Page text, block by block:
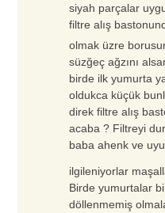
siyah parçalar
filtre alış
olmak üzre
süzğeç ağzını
birde ilk yumurta
oldukca küçük
direk filtre alış
acaba ? Filtreyi
baba ahenk ve
ilgileniyorlar
Birde yumurtalar
döllenmemiş